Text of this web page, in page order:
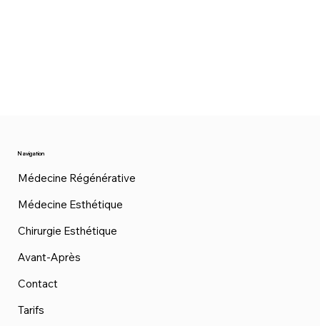
Navigation
Médecine Régénérative
Médecine Esthétique
Chirurgie Esthétique
Avant-Après
Contact
Tarifs